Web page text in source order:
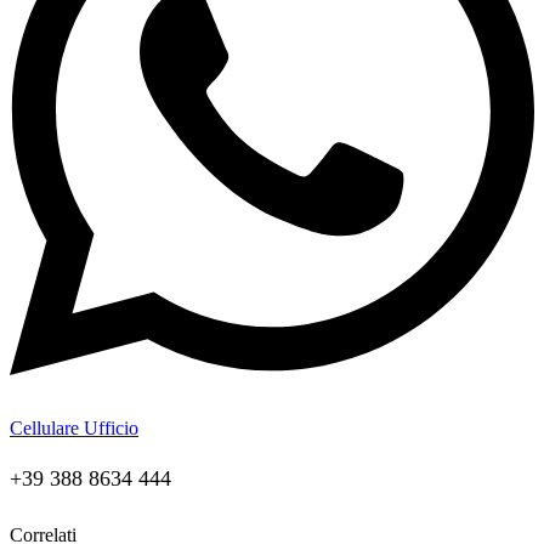
Cellulare Ufficio
+39 388 8634 444
Correlati